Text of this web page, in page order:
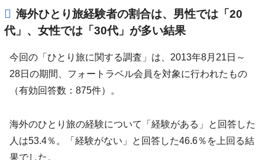
海外ひとり旅経験者の割合は、男性では「20
代」、女性では「30代」が多い結果
今回の「ひとり旅に関する調査」は、2013年8月21日～
28日の期間、フォートラベル会員を対象に行われたもの
（有効回答数：875件）。
海外のひとり旅の経験について「経験がある」と回答した
人は53.4％。「経験がない」と回答した46.6％を上回る結
果でした。